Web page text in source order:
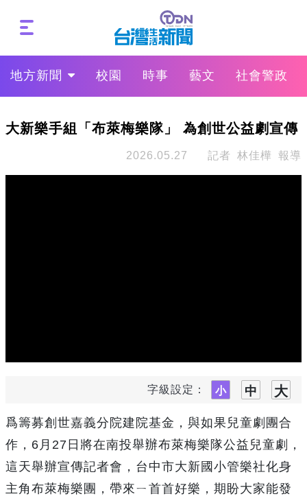
地方新聞 校園 時事 藝文 社會警政
大新樂手組「布萊梅樂隊」 為創世公益劇宣傳
2026.05.27 記者 林佳樺 報導
字級設定：
爲籌募創世嘉義分院建院基金，與如果兒童劇團合
作，6月27日將在南投舉辦布萊梅樂隊公益兒童劇，
這天舉辦宣傳記者會，台中市大新國小管樂社化身
主角布萊梅樂團，帶來ㄧ首首好樂，期盼大家能發